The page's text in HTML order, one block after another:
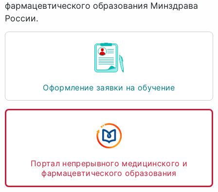
фармацевтического образования Минздрава
России.
Оформление заявки на обучение
Портал непрерывного медицинского и
фармацевтического образования